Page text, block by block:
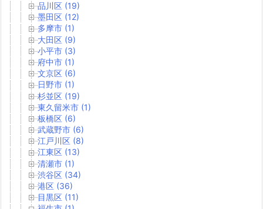
品川区 (19)
墨田区 (12)
多摩市 (1)
大田区 (9)
小平市 (3)
府中市 (1)
文京区 (6)
日野市 (1)
杉並区 (19)
東久留米市 (1)
板橋区 (6)
武蔵野市 (6)
江戸川区 (8)
江東区 (13)
清瀬市 (1)
渋谷区 (34)
港区 (36)
目黒区 (11)